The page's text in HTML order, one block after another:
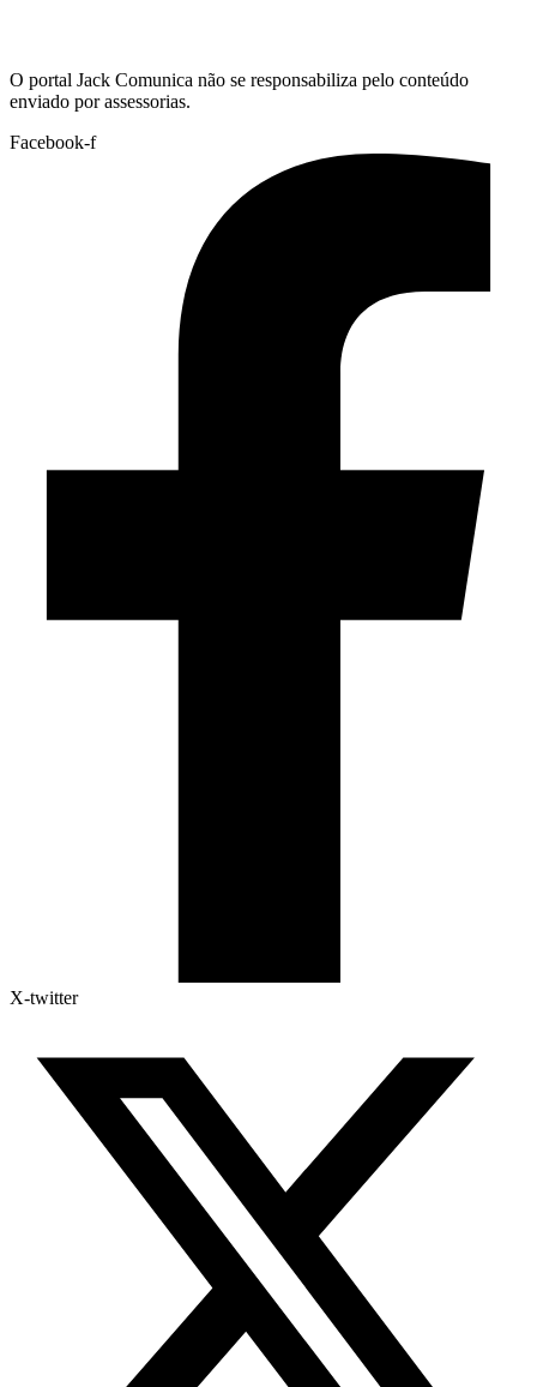
O portal Jack Comunica não se responsabiliza pelo conteúdo
enviado por assessorias.
Facebook-f
X-twitter